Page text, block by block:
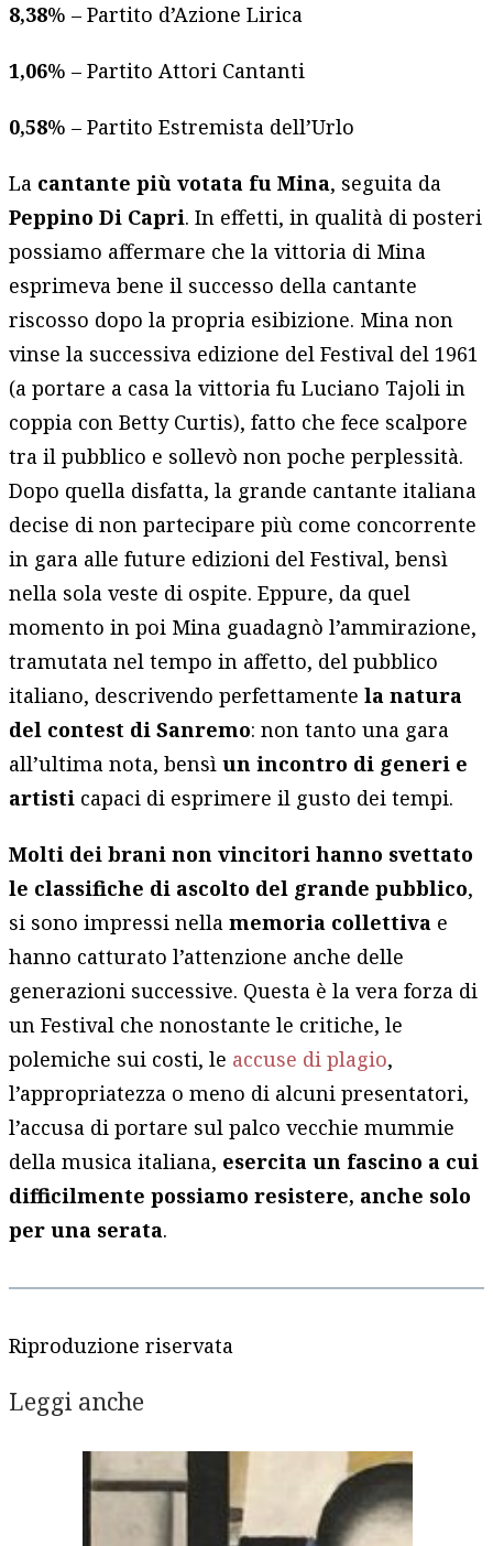
8,38% – Partito d’Azione Lirica
1,06% – Partito Attori Cantanti
0,58% – Partito Estremista dell’Urlo
La cantante più votata fu Mina, seguita da
Peppino Di Capri. In effetti, in qualità di posteri
possiamo affermare che la vittoria di Mina
esprimeva bene il successo della cantante
riscosso dopo la propria esibizione. Mina non
vinse la successiva edizione del Festival del 1961
(a portare a casa la vittoria fu Luciano Tajoli in
coppia con Betty Curtis), fatto che fece scalpore
tra il pubblico e sollevò non poche perplessità.
Dopo quella disfatta, la grande cantante italiana
decise di non partecipare più come concorrente
in gara alle future edizioni del Festival, bensì
nella sola veste di ospite. Eppure, da quel
momento in poi Mina guadagnò l’ammirazione,
tramutata nel tempo in affetto, del pubblico
italiano, descrivendo perfettamente la natura
del contest di Sanremo: non tanto una gara
all’ultima nota, bensìun incontro di generi e
artisti capaci di esprimere il gusto dei tempi.
Molti dei brani non vincitori hanno svettato
le classifiche di ascolto del grande pubblico,
si sono impressi nellamemoria collettiva e
hanno catturato l’attenzione anche delle
generazioni successive. Questa è la vera forza di
un Festival che nonostante le critiche, le
polemiche sui costi, le accuse di plagio,
l’appropriatezza o meno di alcuni presentatori,
l’accusa di portare sul palco vecchie mummie
della musica italiana, esercita un fascino a cui
difficilmente possiamo resistere, anche solo
per una serata.
Riproduzione riservata
Leggi anche